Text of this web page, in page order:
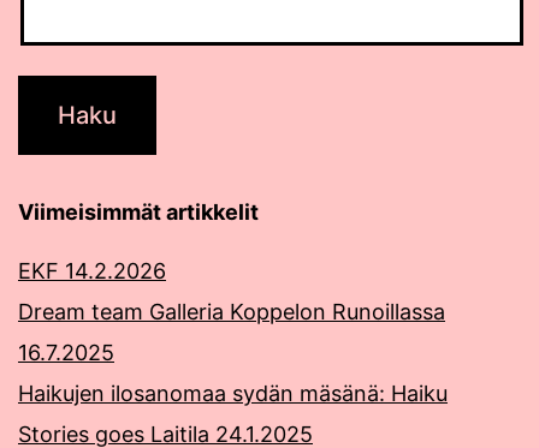
Viimeisimmät artikkelit
EKF 14.2.2026
Dream team Galleria Koppelon Runoillassa
16.7.2025
Haikujen ilosanomaa sydän mäsänä: Haiku
Stories goes Laitila 24.1.2025